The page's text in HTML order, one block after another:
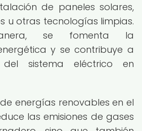
de paneles solares,
u otras tecnologías limpias.
se fomenta la
y se contribuye a
sistema eléctrico en
energías renovables en el
las emisiones de gases